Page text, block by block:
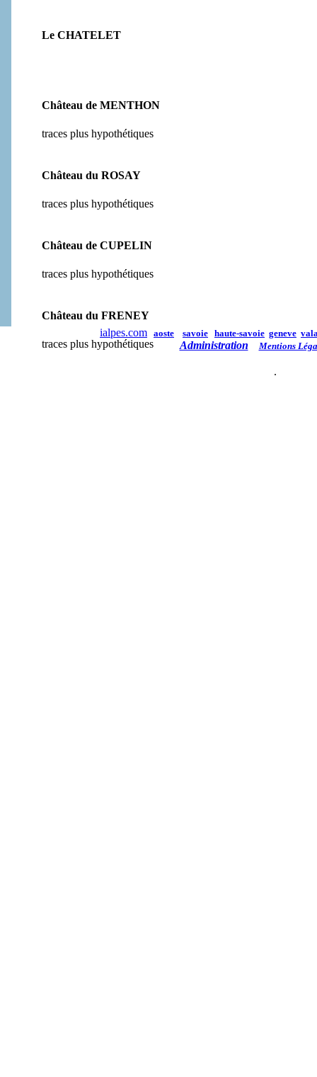
ialpes.com aoste savoie haute-savoie geneve
Administration Mentions
Le CHATELET
Château de MENTHON
traces plus hypothétiques
Château du ROSAY
traces plus hypothétiques
Château de CUPELIN
traces plus hypothétiques
Château du FRENEY
traces plus hypothétiques
.